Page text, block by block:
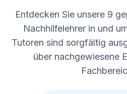
Entdecken Sie unsere 9
Nachhilfelehrer in und
Tutoren sind sorgfältig
über nachgewiesene